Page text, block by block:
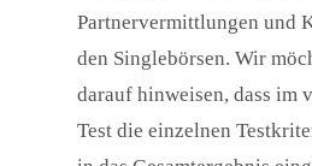
Partnervermittlungen und
den Singlebörsen. Wir
darauf hinweisen, dass im
Test die einzelnen